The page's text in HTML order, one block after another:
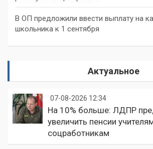
В ОП предложили ввести выплату на
школьника к 1 сентября
Актуальное
07-08-2026 12:34
На 10% больше: ЛДПР
увеличить пенсии
соцработникам